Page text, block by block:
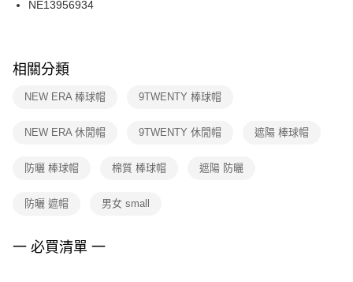
ATM／網路銀行／等多元方式進行付款，方視為交易完成。
※ 交易是否成功請以「AFTEE先享後付 」之結帳頁面顯示為準，若有關於
是否繳費成功／繳費後需取消欲退款等相關疑問，請聯繫「AFTEE先享後付
客戶支援中心」https://netprotections.freshdesk.com/support/home
１．透過由恩沛科技股份有限公司提供之「AFTEE先享後付」服務完成之交
權轉讓予恩沛科技股份有限公司。
３．未成年的使用者請事先徵得法定代理人或監護人之同意方可使用
４．使用「AFTEE先享後付」時，將依據個別帳號之用戶狀況，依本公司即
每筆NT$100，滿NT$1,500(含以上)免運費
NE13956934
相關分類
NEW ERA 棒球帽 9TWENTY 棒球帽
NEW ERA 休閒帽 9TWENTY 休閒帽 遮陽 棒球帽
防曬 棒球帽 棉質 棒球帽 遮陽 防曬
防曬 遮帽 男女 small
一 必買清單 一